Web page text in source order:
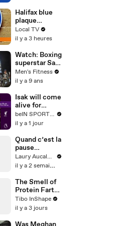
Halifax blue
plaque
honours 18th
Century
businesswom
an
Local TV
il y a 3 heures
Watch: Boxing
superstar Saul
'Canelo'
Alvarez talks
motivation
against
Gennady
Golovkin
Men's Fitness
il y a 9 ans
Isak will come
alive for
Liverpool this
season - Rush
beIN SPORTS USA
il y a 1 jour
Quand c’est la
pause
fraîcheur Laury Aucalme
il y a 2 semaines
The Smell of
Protein Farts
😵🤢
Tibo InShape
il y a 3 jours